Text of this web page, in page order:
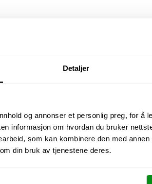
Detaljer
og annonser et personlig preg, for å
informasjon om hvordan du bruker
som kan kombinere den med
din bruk av tjenestene deres.
et veldedig formål.
til noe større.
Donasjon